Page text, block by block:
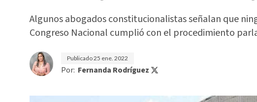
Algunos abogados constitucionalistas señalan que
Congreso Nacional cumplió con el procedimiento
Publicado25 ene. 2022
Por: Fernanda Rodríguez